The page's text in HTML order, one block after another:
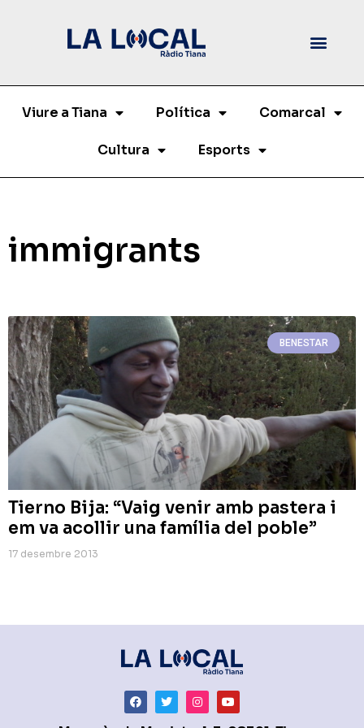
Viure a Tiana Política Comarcal
Cultura Esports
immigrants
BENESTAR
Tierno Bija: “Vaig venir amb pastera i
em va acollir una família del poble”
17 desembre 2013